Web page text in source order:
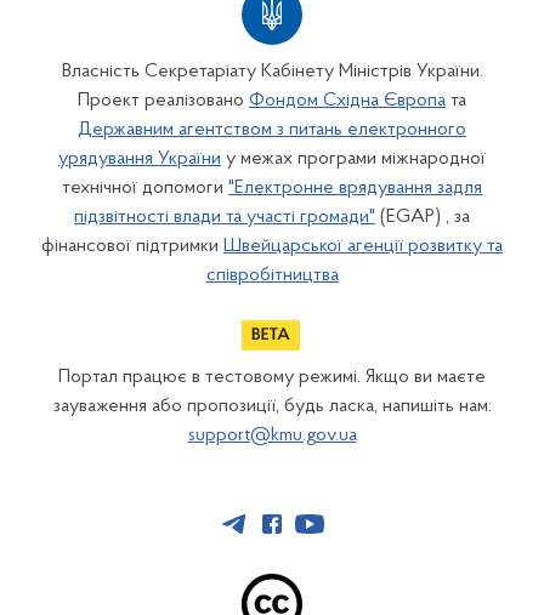
Власність Секретаріату Кабінету Міністрів України.
Проект реалізовано Фондом Східна Європа та
Державним агентством з питань електронного
урядування України у межах програми міжнародної
технічної допомоги "Електронне врядування задля
підзвітності влади та участі громади" (EGAP) , за
фінансової підтримки Швейцарської агенції розвитку та
співробітництва
Портал працює в тестовому режимі. Якщо ви маєте
зауваження або пропозиції, будь ласка, напишіть нам:
support@kmu.gov.ua